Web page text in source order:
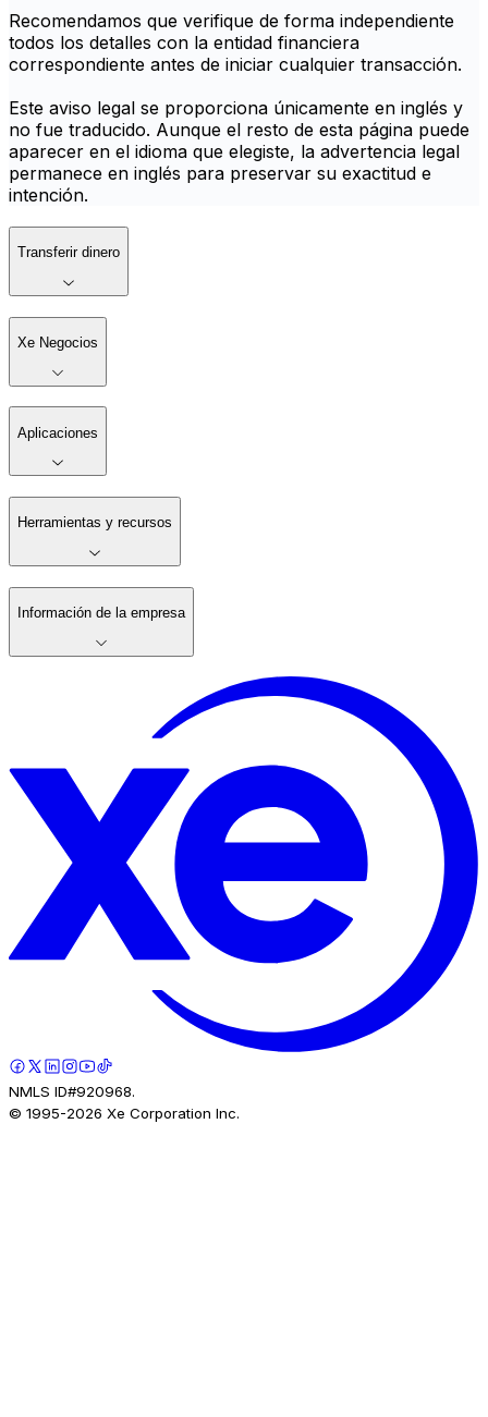
Recomendamos que verifique de forma independiente
todos los detalles con la entidad financiera
correspondiente antes de iniciar cualquier transacción.
Este aviso legal se proporciona únicamente en inglés y
no fue traducido. Aunque el resto de esta página puede
aparecer en el idioma que elegiste, la advertencia legal
permanece en inglés para preservar su exactitud e
intención.
Transferir dinero
Xe Negocios
Aplicaciones
Herramientas y recursos
Información de la empresa
NMLS ID#920968.
© 1995-2026 Xe Corporation Inc.